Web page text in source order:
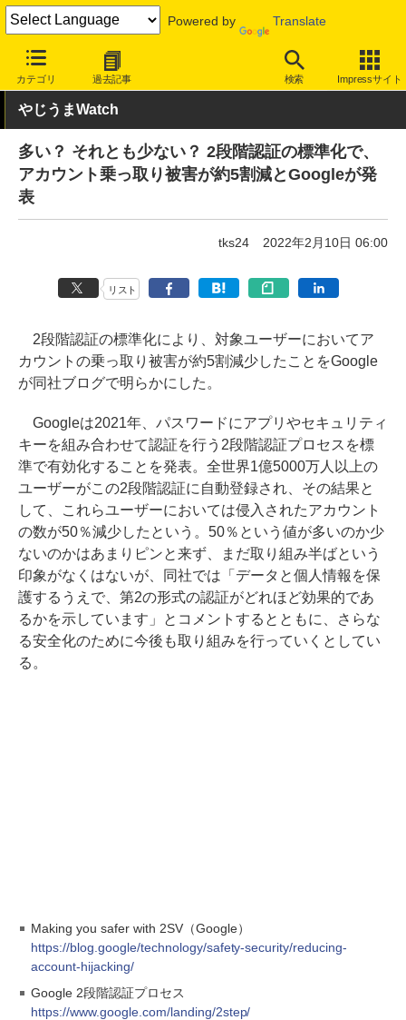
Powered by Translate
カテゴリ 過去記事 検索 Impressサイト
INTERNET Watch トピック 調査
やじうまWatch
多い？ それとも少ない？ 2段階認証の標準化で、
アカウント乗っ取り被害が約5割減とGoogleが発
表
tks24 2022年2月10日 06:00
リスト
2段階認証の標準化により、対象ユーザーにおいてア
カウントの乗っ取り被害が約5割減少したことをGoogle
が同社ブログで明らかにした。
Googleは2021年、パスワードにアプリやセキュリティ
キーを組み合わせて認証を行う2段階認証プロセスを標
準で有効化することを発表。全世界1億5000万人以上の
ユーザーがこの2段階認証に自動登録され、その結果と
して、これらユーザーにおいては侵入されたアカウント
の数が50％減少したという。50％という値が多いのか少
ないのかはあまりピンと来ず、まだ取り組み半ばという
印象がなくはないが、同社では「データと個人情報を保
護するうえで、第2の形式の認証がどれほど効果的であ
るかを示しています」とコメントするとともに、さらな
る安全化のために今後も取り組みを行っていくとしてい
る。
Making you safer with 2SV（Google）
https://blog.google/technology/safety-security/reducing-
account-hijacking/
Google 2段階認証プロセス
https://www.google.com/landing/2step/